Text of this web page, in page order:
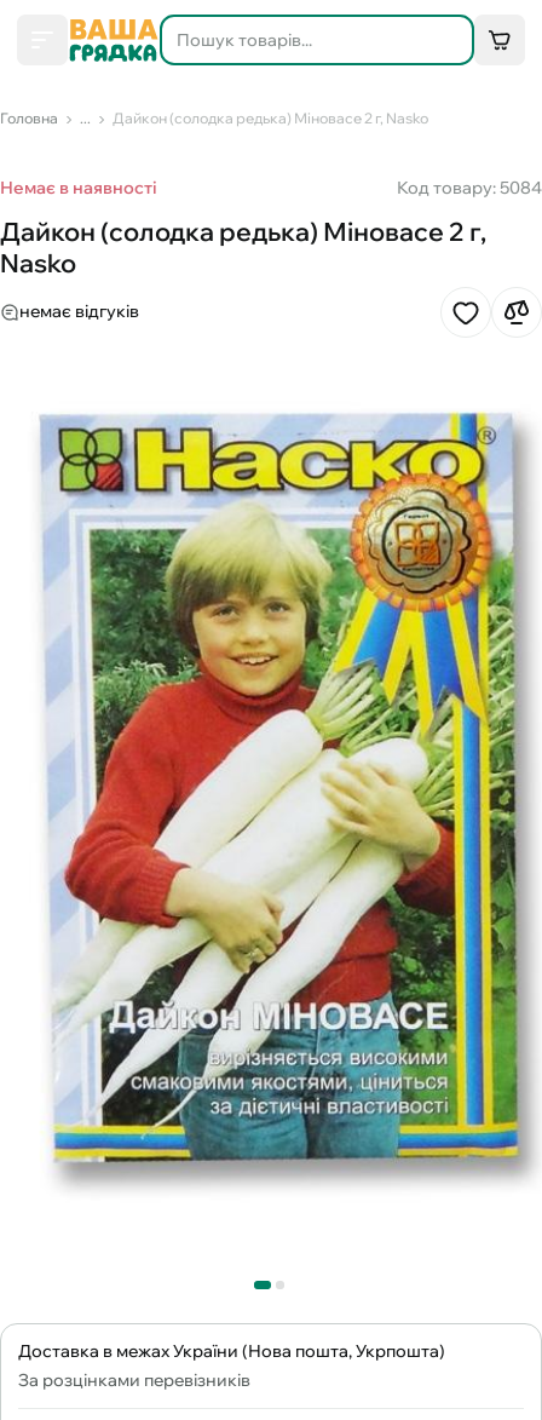
Головна ... Дайкон (солодка редька) Міновасе 2 г, Nasko
Немає в наявності Код товару: 5084
Дайкон (солодка редька) Міновасе 2 г,
Nasko
немає відгуків
Доставка в межах України (Нова пошта, Укрпошта)
За розцінками перевізників